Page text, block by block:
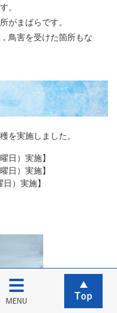
。
がまばらです。
鳥害を受けた箇所もな
を実施しました。
日）実施】
日）実施】
）実施】
市